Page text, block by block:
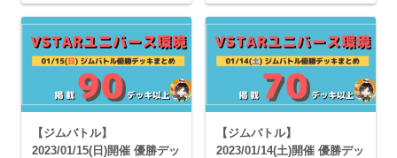
【ジムバトル】
2023/01/15(日)開催 優勝デッ
【ジムバトル】
2023/01/14(土)開催 優勝デッ